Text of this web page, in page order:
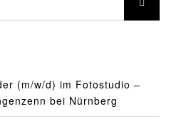
(m/w/d) im Fotostudio –
bei Nürnberg